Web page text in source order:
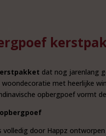
dat nog jarenlang
met heerlijke
opbergpoef vormt
volledig door Happz